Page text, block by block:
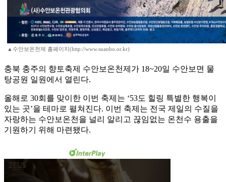
▲수안보온천제 홈페이지(http://www.suanbo.or.kr)
충북 충주의 향토축제 수안보온천제가 18~20일 수안보면 물
탕공원 일원에서 열린다.
올해로 30회를 맞이한 이번 축제는 ‘53도 힐링 특별한 행복이
있는 곳’을 테마로 펼쳐진다. 이번 축제는 전국 제일의 수질을
자랑하는 수안보온천을 널리 알리고 끊임없는 온천수 용출을
기원하기 위해 마련됐다.